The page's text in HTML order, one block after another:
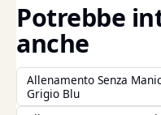
Potrebbe
anche
Allenamento Senza
Grigio Blu